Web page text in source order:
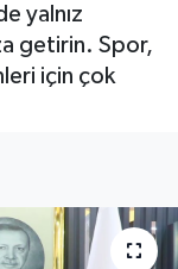
yalnız
getirin. Spor,
için çok